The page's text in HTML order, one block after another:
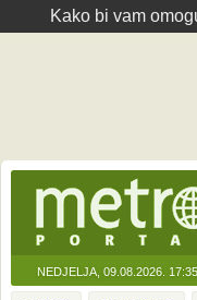
Kako bi vam
NEDJELJA, 09.08.2026.